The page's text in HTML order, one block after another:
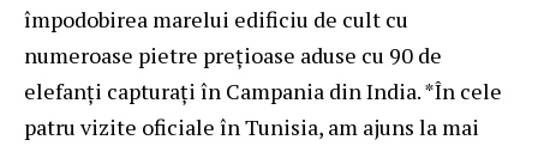
împodobirea marelui edificiu de cult cu
numeroase pietre preţioase aduse cu 90 de
elefanţi capturaţi în Campania din India. *În cele
patru vizite oficiale în Tunisia, am ajuns la mai